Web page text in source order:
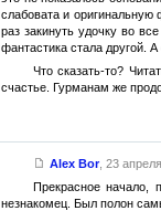
слабовата и
раз закинуть удочку во
фантастика стала другой.
Что сказать-то?
счастье. Гурманам же
Alex Bor, 23
Прекрасное начало,
незнакомец. Был полон